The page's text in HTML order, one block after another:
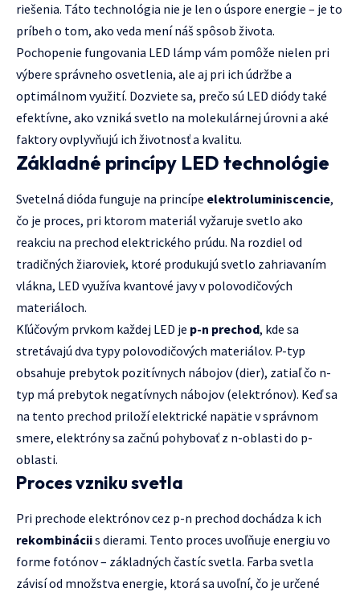
riešenia. Táto technológia nie je len o úspore energie – je to
príbeh o tom, ako veda mení náš spôsob života.
Pochopenie fungovania LED lámp vám pomôže nielen pri
výbere správneho osvetlenia, ale aj pri ich údržbe a
optimálnom využití. Dozviete sa, prečo sú LED diódy také
efektívne, ako vzniká svetlo na molekulárnej úrovni a aké
faktory ovplyvňujú ich životnosť a kvalitu.
Základné princípy LED technológie
Svetelná dióda funguje na princípe elektroluminiscencie,
čo je proces, pri ktorom materiál vyžaruje svetlo ako
reakciu na prechod elektrického prúdu. Na rozdiel od
tradičných žiaroviek, ktoré produkujú svetlo zahriavaním
vlákna, LED využíva kvantové javy v polovodičových
materiáloch.
Kľúčovým prvkom každej LED je p-n prechod, kde sa
stretávajú dva typy polovodičových materiálov. P-typ
obsahuje prebytok pozitívnych nábojov (dier), zatiaľ čo n-
typ má prebytok negatívnych nábojov (elektrónov). Keď sa
na tento prechod priloží elektrické napätie v správnom
smere, elektróny sa začnú pohybovať z n-oblasti do p-
oblasti.
Proces vzniku svetla
Pri prechode elektrónov cez p-n prechod dochádza k ich
rekombináciis dierami. Tento proces uvoľňuje energiu vo
forme fotónov – základných častíc svetla. Farba svetla
závisí od množstva energie, ktorá sa uvoľní, čo je určené